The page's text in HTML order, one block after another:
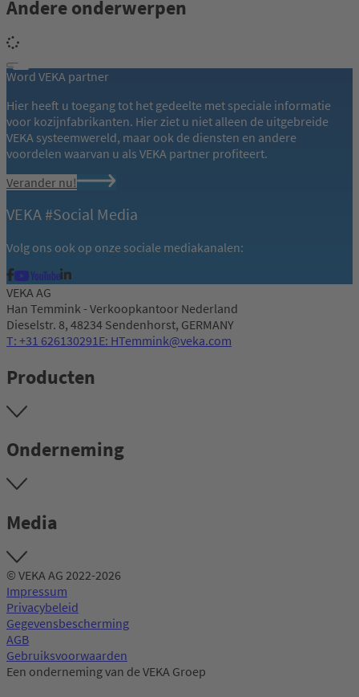
Andere onderwerpen
Word VEKA partner
Hier heeft u toegang tot het gedeelte met speciale informatie
voor kozijnfabrikanten. Hier ziet u niet alleen de uitgebreide
VEKA systeemwereld, maar ook de diensten en andere
voordelen waarvan u als VEKA partner profiteert.
Verander nu!
VEKA #Social Media
Volg ons ook op onze sociale mediakanalen:
VEKA AG
Han Temmink - Verkoopkantoor Nederland
Dieselstr. 8, 48234 Sendenhorst, GERMANY
T: +31 626130291 E: HTemmink@veka.com
Producten
Onderneming
Media
© VEKA AG 2022-2026
Impressum
Privacybeleid
Gegevensbescherming
AGB
Gebruiksvoorwaarden
Een onderneming van de VEKA Groep